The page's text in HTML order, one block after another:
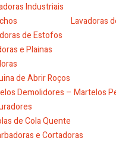
Industriais
Lavadoras
de Estofos
e Plainas
de Abrir Roços
Demolidores – Martelos
de Cola Quente
e Cortadoras